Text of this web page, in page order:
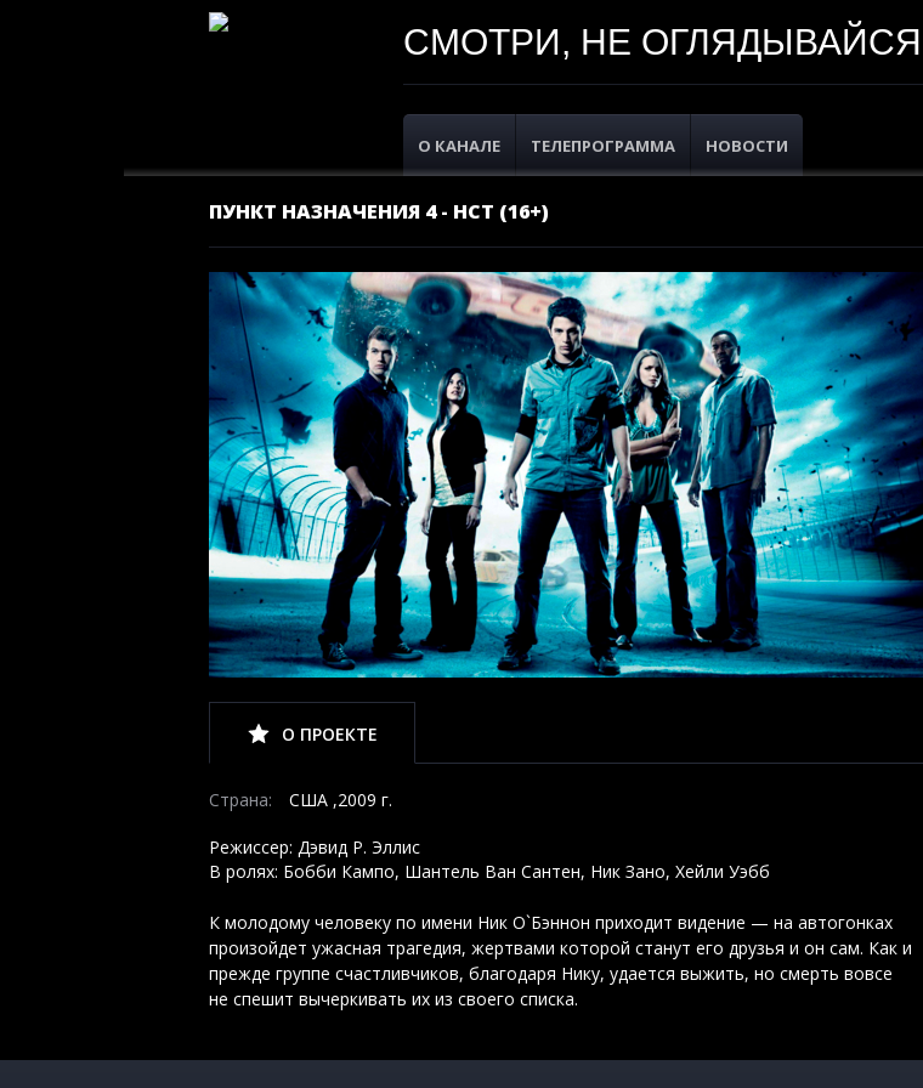
СМОТРИ, НЕ
О КАНАЛЕ ТЕЛЕПРОГРАММА НОВОСТИ
ПУНКТ НАЗНАЧЕНИЯ 4 - НСТ (16+)
О ПРОЕКТЕ
Страна: США ,2009 г.
Режиссер: Дэвид Р. Эллис
В ролях: Бобби Кампо, Шантель Ван Сантен, Ник Зано, Хейли Уэбб
К молодому человеку по имени Ник О`Бэннон приходит видение — на автогонках
произойдет ужасная трагедия, жертвами которой станут его друзья и он сам. Как и
прежде группе счастливчиков, благодаря Нику, удается выжить, но смерть вовсе
не спешит вычеркивать их из своего списка.